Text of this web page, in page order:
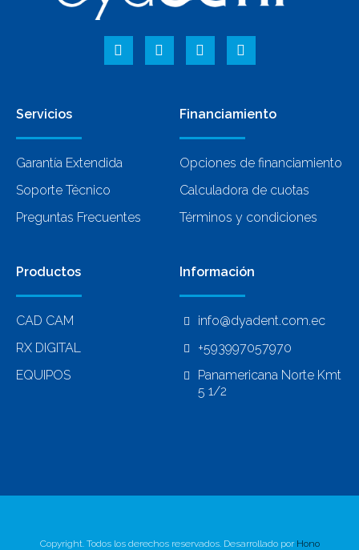
Servicios
Garantía Extendida
Soporte Técnico
Preguntas Frecuentes
Financiamiento
Opciones de financiamiento
Calculadora de cuotas
Términos y condiciones
Productos
CAD CAM
RX DIGITAL
EQUIPOS
Información
info@dyadent.com.ec
+593997057970
Panamericana Norte Kmt
5 1/2
Copyright. Todos los derechos reservados. Desarrollado por Hono